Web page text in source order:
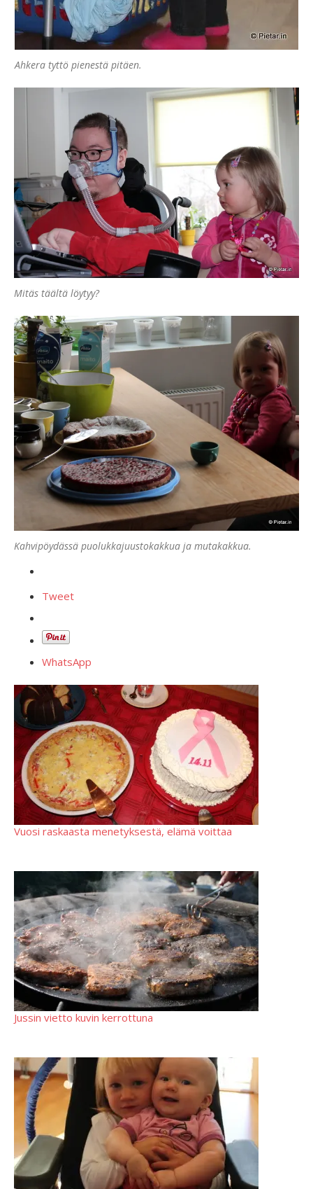
Ahkera tyttö pienestä pitäen.
Mitäs täältä löytyy?
Kahvipöydässä puolukkajuustokakkua ja mutakakkua.
Tweet
WhatsApp
Vuosi raskaasta menetyksestä, elämä voittaa
Jussin vietto kuvin kerrottuna